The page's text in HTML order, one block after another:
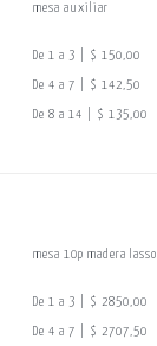
mesa auxiliar
De 1 a 3 | $ 150,00
De 4 a 7 | $ 142,50
De 8 a 14 | $ 135,00
mesa 10p madera lasso
De 1 a 3 | $ 2850,00
De 4 a 7 | $ 2707,50